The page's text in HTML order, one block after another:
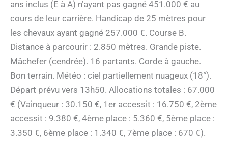
ans inclus (E à A) n’ayant pas gagné 451.000 € au
cours de leur carrière. Handicap de 25 mètres pour
les chevaux ayant gagné 257.000 €. Course B.
Distance à parcourir : 2.850 mètres. Grande piste.
Mâchefer (cendrée). 16 partants. Corde à gauche.
Bon terrain. Météo : ciel partiellement nuageux (18°).
Départ prévu vers 13h50. Allocations totales : 67.000
€ (Vainqueur : 30.150 €, 1er accessit : 16.750 €, 2ème
accessit : 9.380 €, 4ème place : 5.360 €, 5ème place :
3.350 €, 6ème place : 1.340 €, 7ème place : 670 €).